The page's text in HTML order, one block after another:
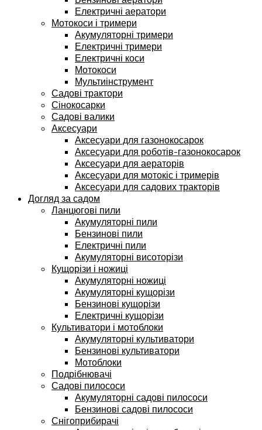
Електричні аератори
Мотокоси і тримери
Акумуляторні тримери
Електричні тримери
Електричні коси
Мотокоси
Мультиінструмент
Садові трактори
Сінокосарки
Садові валики
Аксесуари
Аксесуари для газонокосарок
Аксесуари для роботів-газонокосарок
Аксесуари для аераторів
Аксесуари для мотокіс і тримерів
Аксесуари для садових тракторів
Догляд за садом
Ланцюгові пили
Акумуляторні пили
Бензинові пили
Електричні пили
Акумуляторні висоторізи
Кущорізи і ножиці
Акумуляторні ножиці
Акумуляторні кущорізи
Бензинові кущорізи
Електричні кущорізи
Культиватори і мотоблоки
Акумуляторні культиватори
Бензинові культиватори
Мотоблоки
Подрібнювачі
Садові пилососи
Акумуляторні садові пилососи
Бензинові садові пилососи
Снігоприбирачі